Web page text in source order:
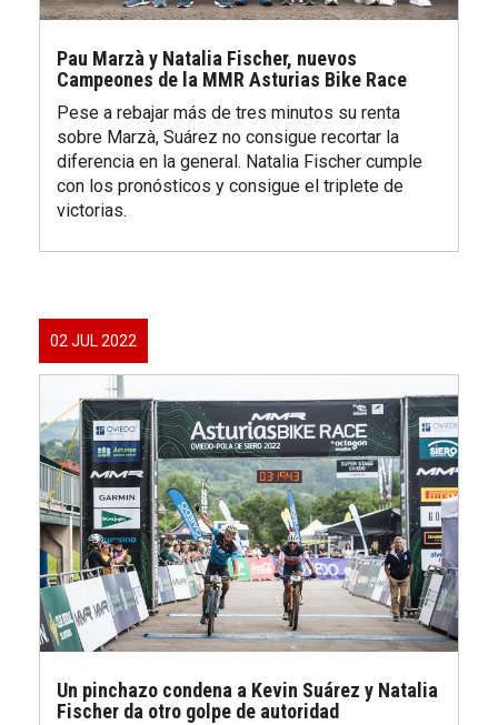
Pau Marzà y Natalia Fischer, nuevos
Campeones de la MMR Asturias Bike Race
Pese a rebajar más de tres minutos su renta
sobre Marzà, Suárez no consigue recortar la
diferencia en la general. Natalia Fischer cumple
con los pronósticos y consigue el triplete de
victorias.
02 JUL 2022
Un pinchazo condena a Kevin Suárez y Natalia
Fischer da otro golpe de autoridad